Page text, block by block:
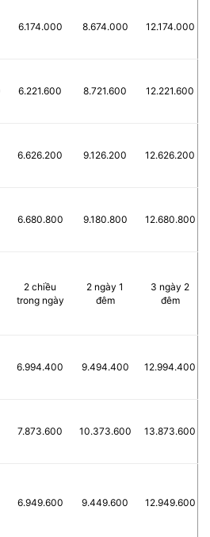
6.174.000 8.674.000 12.174.000
6.221.600 8.721.600 12.221.600
6.626.200 9.126.200 12.626.200
6.680.800 9.180.800 12.680.800
2 chiều
trong ngày
2 ngày 1
đêm
3 ngày 2
đêm
6.994.400 9.494.400 12.994.400
7.873.600 10.373.600 13.873.600
6.949.600 9.449.600 12.949.600